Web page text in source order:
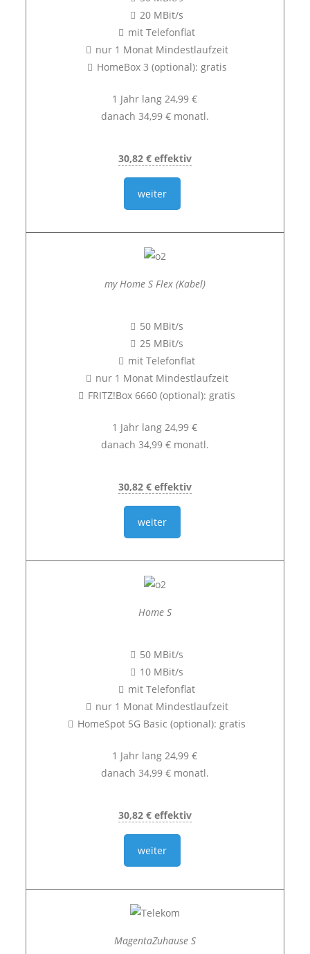
20 MBit/s
mit Telefonflat
nur 1 Monat Mindestlaufzeit
HomeBox 3 (optional): gratis
1 Jahr lang 24,99 €
danach 34,99 € monatl.
30,82 € effektiv
weiter
my Home S Flex (Kabel)
50 MBit/s
25 MBit/s
mit Telefonflat
nur 1 Monat Mindestlaufzeit
FRITZ!Box 6660 (optional): gratis
1 Jahr lang 24,99 €
danach 34,99 € monatl.
30,82 € effektiv
weiter
Home S
50 MBit/s
10 MBit/s
mit Telefonflat
nur 1 Monat Mindestlaufzeit
HomeSpot 5G Basic (optional): gratis
1 Jahr lang 24,99 €
danach 34,99 € monatl.
30,82 € effektiv
weiter
MagentaZuhause S